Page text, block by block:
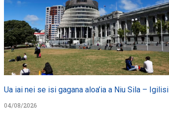
Ua iai nei se isi gagana aloa’ia a Niu Sila – Igilisi
04/08/2026